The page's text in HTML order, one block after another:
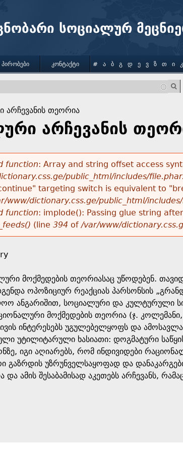
სოციალურ
არჩევანის თეორია
არჩევანის
function: Array and string offset access
public_html/includes/
targeting switch is equivalent to
www/dictionary.css.ge/public_html/
function: implode(): Passing glue string
(line 394 of/var/www/
მოქმედების თეორიასაც უწოდებენ.
ოპოზიციურ რეაქციას პარსონსის
ანგარიშით, სოციალური და კულტურული
მოქმედების თეორია (ჯ.
ინტერესებს უგულებელყოფს და
უტილიტარული ხასიათი: დოგმატური
იგი აღიარებს, რომ ინდივიდები
გაზრდის უზრუნველსაყოფად და
და ამის შესაბამისად აკეთებს არჩევანს,
ᲞᲘᲠᲝᲑᲔᲑᲘ ᲙᲝᲜᲢᲐᲥᲢᲘ # Ა Ბ Გ Დ Ე Ვ Ზ Თ Ი Კ